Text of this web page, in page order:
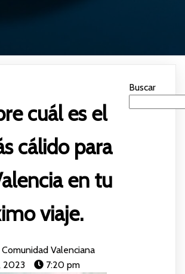
cuál es el
cálido para
en tu
viaje.
Valenciana
2023
7:20 pm
Buscar